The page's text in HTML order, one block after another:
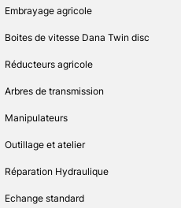
Embrayage agricole
Boites de vitesse Dana Twin disc
Réducteurs agricole
Arbres de transmission
Manipulateurs
Outillage et atelier
Réparation Hydraulique
Echange standard